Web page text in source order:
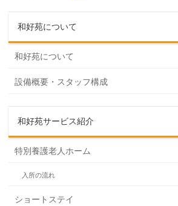
和好苑について
和好苑について
設備概要・スタッフ構成
和好苑サービス紹介
特別養護老人ホーム
入所の流れ
ショートステイ